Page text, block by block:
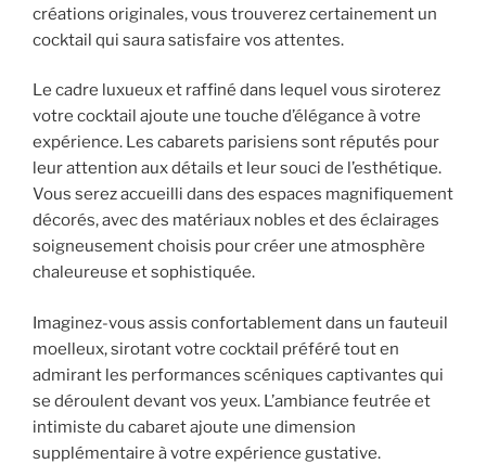
créations originales, vous trouverez certainement un
cocktail qui saura satisfaire vos attentes.
Le cadre luxueux et raffiné dans lequel vous siroterez
votre cocktail ajoute une touche d’élégance à votre
expérience. Les cabarets parisiens sont réputés pour
leur attention aux détails et leur souci de l’esthétique.
Vous serez accueilli dans des espaces magnifiquement
décorés, avec des matériaux nobles et des éclairages
soigneusement choisis pour créer une atmosphère
chaleureuse et sophistiquée.
Imaginez-vous assis confortablement dans un fauteuil
moelleux, sirotant votre cocktail préféré tout en
admirant les performances scéniques captivantes qui
se déroulent devant vos yeux. L’ambiance feutrée et
intimiste du cabaret ajoute une dimension
supplémentaire à votre expérience gustative.